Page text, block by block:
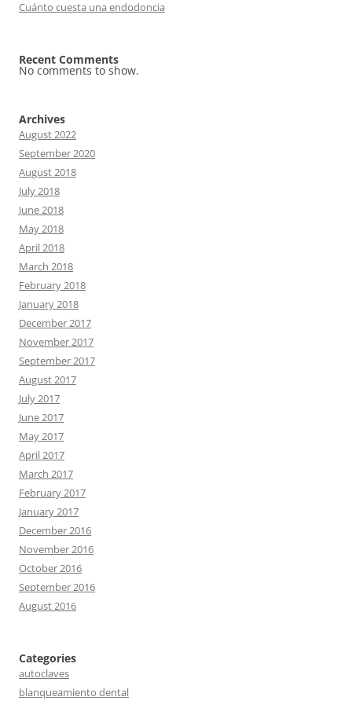
Cuánto cuesta una endodoncia
Recent Comments
No comments to show.
Archives
August 2022
September 2020
August 2018
July 2018
June 2018
May 2018
April 2018
March 2018
February 2018
January 2018
December 2017
November 2017
September 2017
August 2017
July 2017
June 2017
May 2017
April 2017
March 2017
February 2017
January 2017
December 2016
November 2016
October 2016
September 2016
August 2016
Categories
autoclaves
blanqueamiento dental